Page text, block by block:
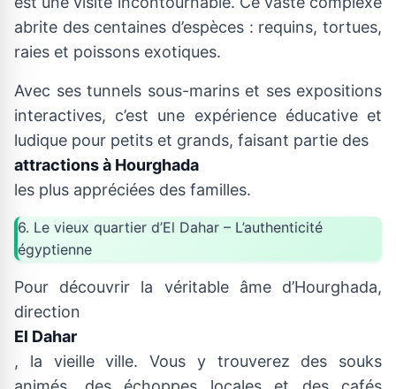
abrite des centaines d’espèces : requins, tortues,
raies et poissons exotiques.
Avec ses tunnels sous-marins et ses expositions
interactives, c’est une expérience éducative et
ludique pour petits et grands, faisant partie des
attractions à Hourghada
les plus appréciées des familles.
6. Le vieux quartier d’El Dahar – L’authenticité
égyptienne
Pour découvrir la véritable âme d’Hourghada,
direction
El Dahar
, la vieille ville. Vous y trouverez des souks